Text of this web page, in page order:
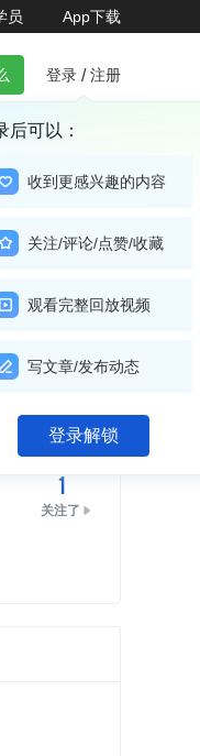
员 App下载
登录 / 注册
后可以：
收到更感兴趣的内容
关注/评论/点赞/收藏
观看完整回放视频
写文章/发布动态
登录解锁
关注
1
关注了